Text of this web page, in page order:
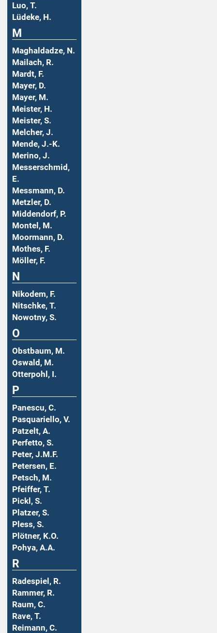
Luo, T.
Lüdeke, H.
M
Maghaldadze, N.
Mailach, R.
Mardt, F.
Mayer, D.
Mayer, M.
Meister, H.
Meister, S.
Melcher, J.
Mende, J.-K.
Merino, J.
Messerschmid,
E.
Messmann, D.
Metzler, D.
Middendorf, P.
Montel, M.
Moormann, D.
Mothes, F.
Möller, F.
N
Nikodem, F.
Nitschke, T.
Nowotny, S.
O
Obstbaum, M.
Oswald, M.
Otterpohl, I.
P
Panescu, C.
Pasquariello, V.
Patzelt, A.
Perfetto, S.
Peter, J.M.F.
Petersen, E.
Petsch, M.
Pfeiffer, T.
Pickl, S.
Platzer, S.
Pless, S.
Plötner, K.O.
Pohya, A.A.
R
Radespiel, R.
Rammer, R.
Raum, C.
Rave, T.
Reimann, C.